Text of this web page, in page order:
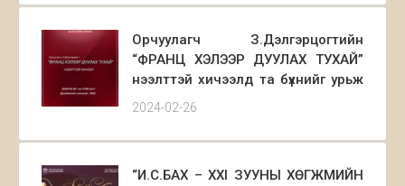
тоглолтод та бүхнийг урьж байна.
Орчуулагч З.Дэлгэрцогтийн
“ФРАНЦ ХЭЛЭЭР ДУУЛАХ ТУХАЙ”
нээлттэй хичээлд та бүхнийг урьж
байна.
2024-02-26
“И.С.БАХ – XXI ЗУУНЫ ХӨГЖМИЙН